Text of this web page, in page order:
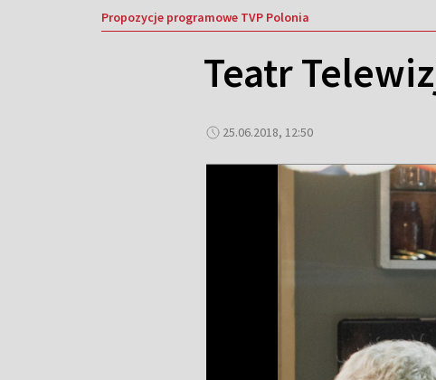
Propozycje programowe TVP Polonia
Teatr
25.06.2018, 12:50